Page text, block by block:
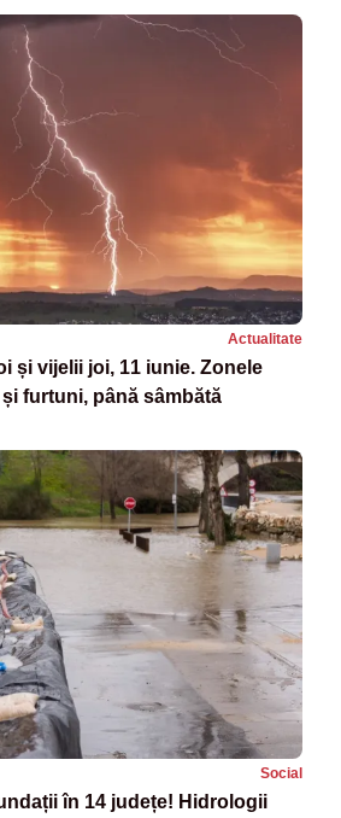
Actualitate
și vijelii joi, 11 iunie. Zonele
furtuni, până sâmbătă
Social
în 14 județe! Hidrologii